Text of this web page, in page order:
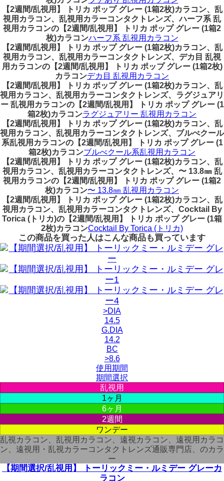
【2週間/乱視用】 トリカ ポップ グレー (1箱2枚)カラコン、乱
視用カラコン、乱視用カラーコンタクトレンズ、ハーフ系 乱
視用カラコンの【2週間/乱視用】 トリカ ポップ グレー (1箱2
枚)カラコンハーフ系 乱視用カラコン
【2週間/乱視用】 トリカ ポップ グレー (1箱2枚)カラコン、乱
視用カラコン、乱視用カラーコンタクトレンズ、デカ目 乱視
用カラコンの【2週間/乱視用】 トリカ ポップ グレー (1箱2枚)
カラコンデカ目 乱視用カラコン
【2週間/乱視用】 トリカ ポップ グレー (1箱2枚)カラコン、乱
視用カラコン、乱視用カラーコンタクトレンズ、ラグジュアリ
ー 乱視用カラコンの【2週間/乱視用】 トリカ ポップ グレー (1
箱2枚)カラコンラグジュアリー 乱視用カラコン
【2週間/乱視用】 トリカ ポップ グレー (1箱2枚)カラコン、乱
視用カラコン、乱視用カラーコンタクトレンズ、ブルべクール
系乱視用カラコンの【2週間/乱視用】 トリカ ポップ グレー (1
箱2枚)カラコンブルべクール系乱視用カラコン
【2週間/乱視用】 トリカ ポップ グレー (1箱2枚)カラコン、乱
視用カラコン、乱視用カラーコンタクトレンズ、〜 13.8㎜ 乱
視用カラコンの【2週間/乱視用】 トリカ ポップ グレー (1箱2
枚)カラコン〜 13.8㎜ 乱視用カラコン
【2週間/乱視用】 トリカ ポップ グレー (1箱2枚)カラコン、乱
視用カラコン、乱視用カラーコンタクトレンズ、Cocktail By
Torica (トリカ)の【2週間/乱視用】 トリカ ポップ グレー (1箱
2枚)カラコンCocktail By Torica (トリカ)
この商品を買った人はこんな商品も買っています
>DIA
14.5
G.DIA
14.2
BC
>8.6
使用期間
期間選択
乱視用
1ヶ月
6ヶ月
2週間
ワンデー
乱視カラコン、乱視用カラコン、遠視カラコン、遠視用カラコ
ン、遠視用・乱視カラーコンタクトレンズ通販専門店、のカラ
ー
【期間選択/乱視用】 トーリックミー・ルミデー グレーカ
ラコン